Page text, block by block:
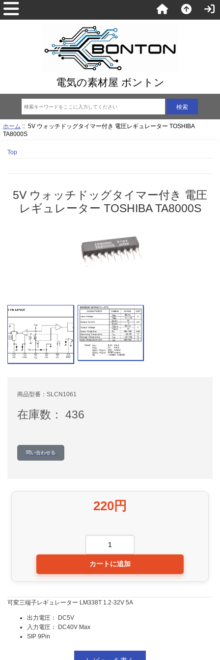
電気の素材屋 ボントン
ホーム :: 5V ウォッチドッグタイマー付き 電圧レギュレーター TOSHIBA
TA8000S
Top
5V ウォッチドッグタイマー付き 電圧
レギュレーター TOSHIBA TA8000S
商品型番：SLCN1061
在庫数： 436
問い合わせる
220円
可変三端子レギュレーター LM338T 1.2-32V 5A
出力電圧： DC5V
入力電圧： DC40V Max
SIP 9Pin